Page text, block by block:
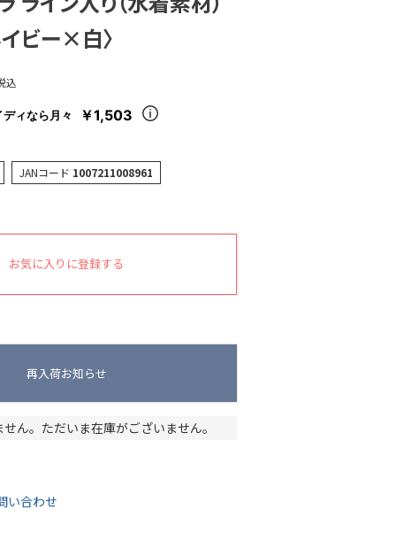
イビー×白〉
込
ディなら月々 ￥1,503
JANコード 1007211008961
お気に入りに登録する
再入荷お知らせ
ん。ただいま在庫がございません。
い合わせ